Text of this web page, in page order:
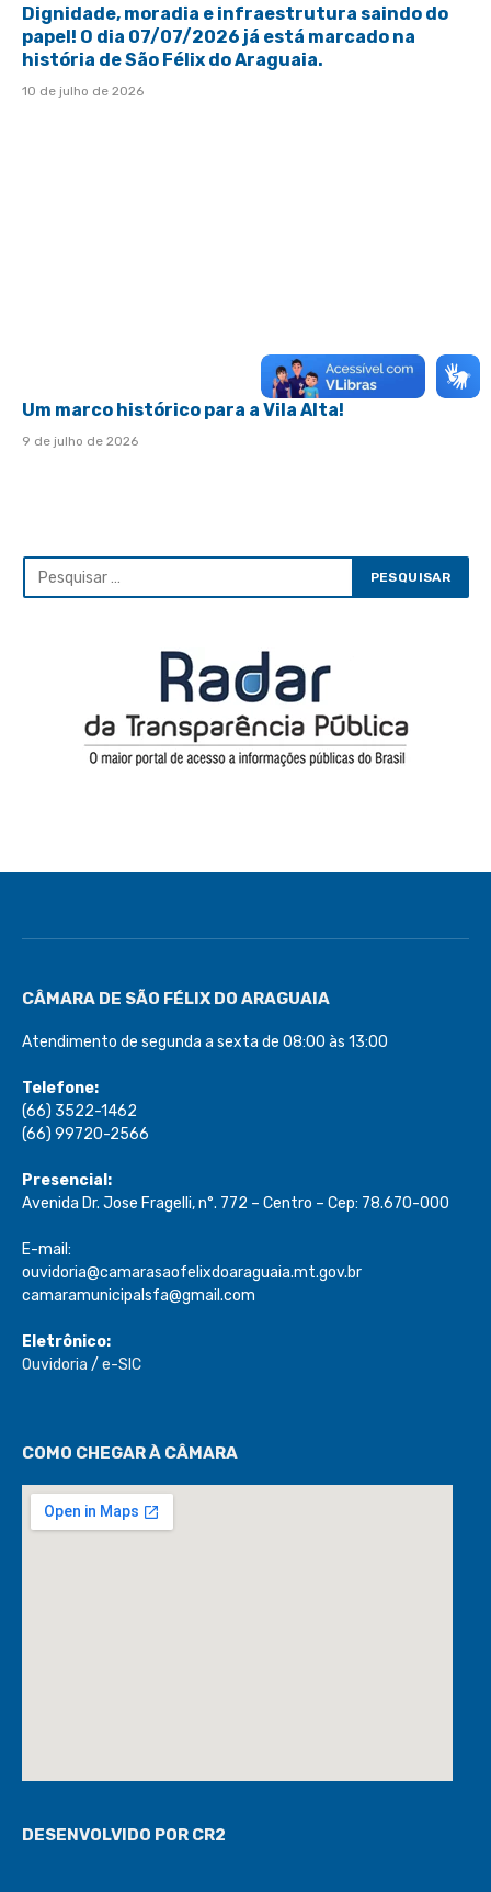
Dignidade, moradia e infraestrutura saindo do
papel! O dia 07/07/2026 já está marcado na
história de São Félix do Araguaia.
10 de julho de 2026
Um marco histórico para a Vila Alta!
9 de julho de 2026
CÂMARA DE SÃO FÉLIX DO ARAGUAIA
Atendimento de segunda a sexta de 08:00 às 13:00
Telefone:
(66) 3522-1462
(66) 99720-2566
Presencial:
Avenida Dr. Jose Fragelli, n°. 772 – Centro – Cep: 78.670-000
E-mail:
ouvidoria@camarasaofelixdoaraguaia.mt.gov.br
camaramunicipalsfa@gmail.com
Eletrônico:
Ouvidoria / e-SIC
COMO CHEGAR À CÂMARA
DESENVOLVIDO POR CR2